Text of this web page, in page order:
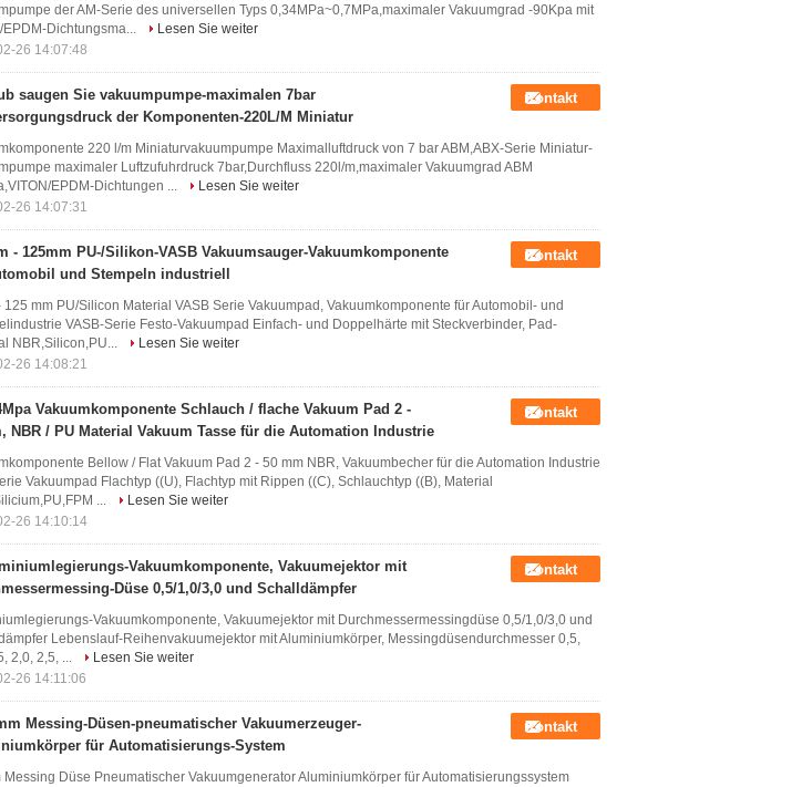
der AM-Serie des universellen Typs 0,34MPa~0,7MPa,maximaler Vakuumgrad -90Kpa mit
EPDM-Dichtungsma...
Lesen Sie weiter
26 14:07:48
saugen Sie vakuumpumpe-maximalen 7bar
der Komponenten-220L/M Miniatur
Kontakt
220 l/m Miniaturvakuumpumpe Maximalluftdruck von 7 bar ABM,ABX-Serie Miniatur-
maximaler Luftzufuhrdruck 7bar,Durchfluss 220l/m,maximaler Vakuumgrad ABM
EPDM-Dichtungen ...
Lesen Sie weiter
26 14:07:31
- 125mm PU-/Silikon-VASB Vakuumsauger-Vakuumkomponente
und Stempeln industriell
Kontakt
125 mm PU/Silicon Material VASB Serie Vakuumpad, Vakuumkomponente für Automobil- und
VASB-Serie Festo-Vakuumpad Einfach- und Doppelhärte mit Steckverbinder, Pad-
NBR,Silicon,PU...
Lesen Sie weiter
26 14:08:21
Vakuumkomponente Schlauch / flache Vakuum Pad 2 -
NBR / PU Material Vakuum Tasse für die Automation Industrie
Kontakt
Bellow / Flat Vakuum Pad 2 - 50 mm NBR, Vakuumbecher für die Automation Industrie
Vakuumpad Flachtyp ((U), Flachtyp mit Rippen ((C), Schlauchtyp ((B), Material
...
Lesen Sie weiter
26 14:10:14
Vakuumkomponente, Vakuumejektor mit
Düse 0,5/1,0/3,0 und Schalldämpfer
Kontakt
Vakuumkomponente, Vakuumejektor mit Durchmessermessingdüse 0,5/1,0/3,0 und
Lebenslauf-Reihenvakuumejektor mit Aluminiumkörper, Messingdüsendurchmesser 0,5,
2,0, 2,5, ...
Lesen Sie weiter
26 14:11:06
Messing-Düsen-pneumatischer Vakuumerzeuger-
für Automatisierungs-System
Kontakt
Messing Düse Pneumatischer Vakuumgenerator Aluminiumkörper für Automatisierungssystem